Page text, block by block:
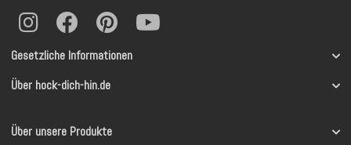
Gesetzliche Informationen
Über hock-dich-hin.de
Über unsere Produkte